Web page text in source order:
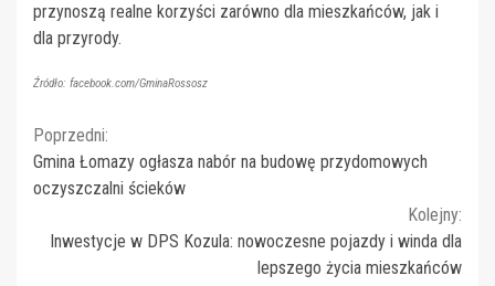
przynoszą realne korzyści zarówno dla mieszkańców, jak i
dla przyrody.
Źródło: facebook.com/GminaRossosz
Continue
Reading
Poprzedni:
Gmina Łomazy ogłasza nabór na budowę przydomowych
oczyszczalni ścieków
Kolejny:
Inwestycje w DPS Kozula: nowoczesne pojazdy i winda dla
lepszego życia mieszkańców